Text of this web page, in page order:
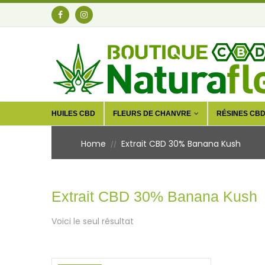
HUILES CBD FLEURS DE CHANVRE RÉSINES CBD
Home // Extrait CBD 30% Banana Kush
Extrait CBD 30% Banana Kush
Voici le seul résultat